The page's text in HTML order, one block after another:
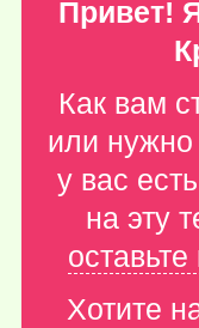
Привет!
Как вам
или
у вас
на эту
Хотите